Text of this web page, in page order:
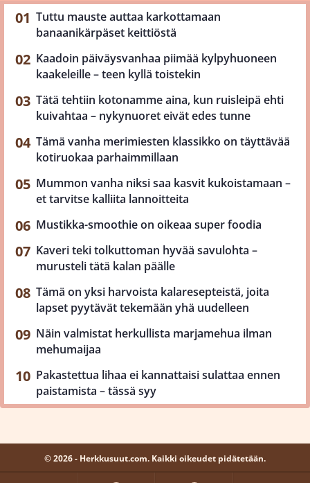
Tuttu mauste auttaa karkottamaan
banaanikärpäset keittiöstä
Kaadoin päiväysvanhaa piimää kylpyhuoneen
kaakeleille – teen kyllä toistekin
Tätä tehtiin kotonamme aina, kun ruisleipä ehti
kuivahtaa – nykynuoret eivät edes tunne
Tämä vanha merimiesten klassikko on täyttävää
kotiruokaa parhaimmillaan
Mummon vanha niksi saa kasvit kukoistamaan –
et tarvitse kalliita lannoitteita
Mustikka-smoothie on oikeaa super foodia
Kaveri teki tolkuttoman hyvää savulohta –
murusteli tätä kalan päälle
Tämä on yksi harvoista kalaresepteistä, joita
lapset pyytävät tekemään yhä uudelleen
Näin valmistat herkullista marjamehua ilman
mehumaijaa
Pakastettua lihaa ei kannattaisi sulattaa ennen
paistamista – tässä syy
© 2026 - Herkkusuut.com. Kaikki oikeudet pidätetään.